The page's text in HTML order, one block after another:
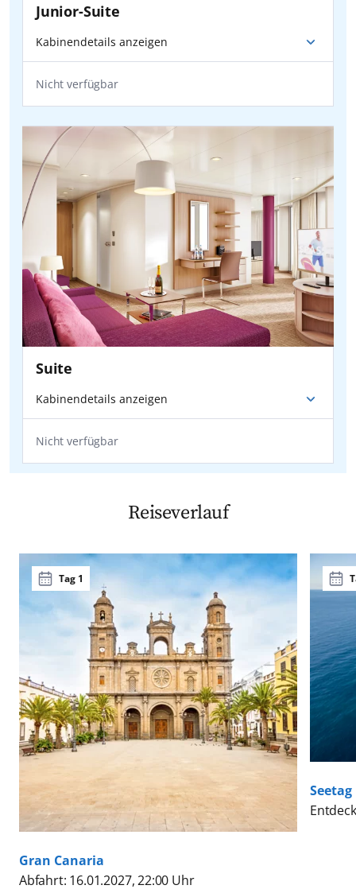
Junior-Suite
Kabinendetails anzeigen
Nicht verfügbar
Suite
Kabinendetails anzeigen
Nicht verfügbar
Reiseverlauf
Tag 1
Gran Canaria
Abfahrt: 16.01.2027, 22:00 Uhr
Seetag